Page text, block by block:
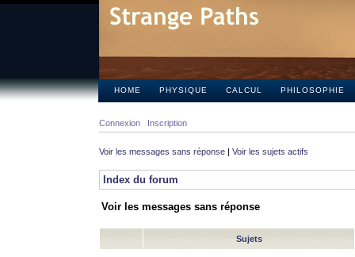
HOME PHYSIQUE CALCUL PHILOSOPHIE
Connexion Inscription
Voir les messages sans réponse | Voir les sujets actifs
Index du forum
Voir les messages sans réponse
Sujets